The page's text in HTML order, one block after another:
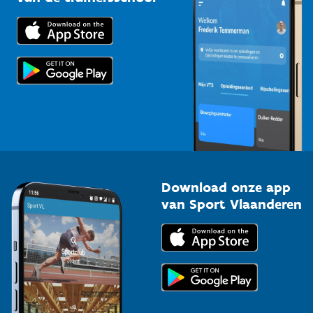
Trainers en begeleiders
Topsporters
Downloads
Voor de pers
Download onze app
van Sport Vlaanderen